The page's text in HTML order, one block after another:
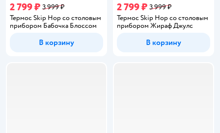
2 799 ₽ 3 999 ₽
Термос Skip Hop со столовым
прибором Бабочка Блоссом
В корзину
2 799 ₽ 3 999 ₽
Термос Skip Hop со столовым
прибором Жираф Джулс
В корзину